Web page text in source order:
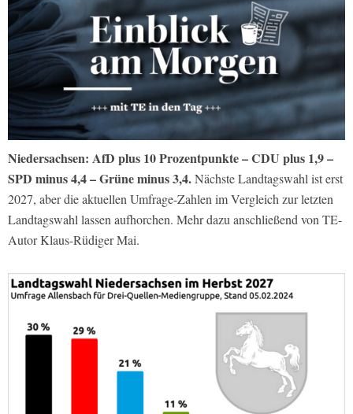
Niedersachsen: AfD plus 10 Prozentpunkte – CDU plus 1,9 –
SPD minus 4,4 – Grüne minus 3,4.Nächste Landtagswahl ist erst
2027, aber die aktuellen Umfrage-Zahlen im Vergleich zur letzten
Landtagswahl lassen aufhorchen. Mehr dazu anschließend von TE-
Autor Klaus-Rüdiger Mai.